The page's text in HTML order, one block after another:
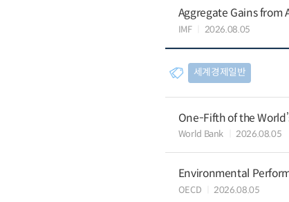
Aggregate Gains from
IMF 2026.08.05
세계경제일반
One-Fifth of the
World Bank 2026.08.05
Environmental
OECD 2026.08.05